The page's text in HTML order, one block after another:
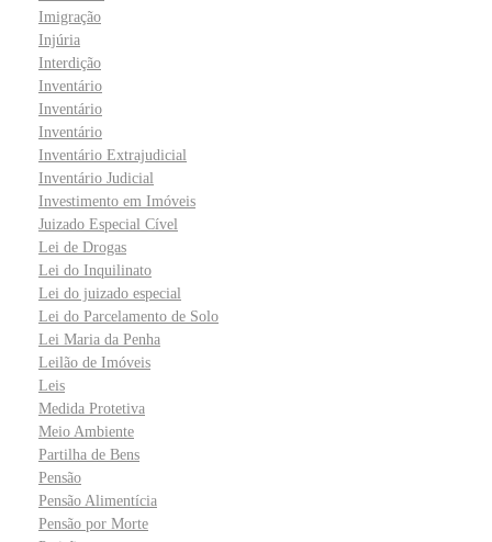
Imigração
Injúria
Interdição
Inventário
Inventário
Inventário
Inventário Extrajudicial
Inventário Judicial
Investimento em Imóveis
Juizado Especial Cível
Lei de Drogas
Lei do Inquilinato
Lei do juizado especial
Lei do Parcelamento de Solo
Lei Maria da Penha
Leilão de Imóveis
Leis
Medida Protetiva
Meio Ambiente
Partilha de Bens
Pensão
Pensão Alimentícia
Pensão por Morte